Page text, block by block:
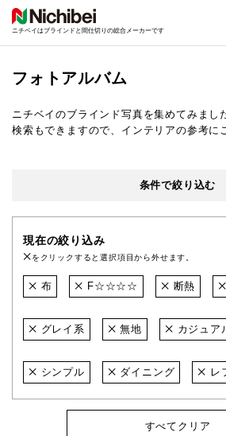
ニチベイはブラインドと間仕切りの総合メーカーです
フォトアルバム
ニチベイのブラインド写真を集めてみまし
検索もできますので、インテリアの参考に
条件で絞り込む
現在の絞り込み
をクリックすると選択項目から外せます。
布 F☆☆☆☆ 断熱
グレイ系 無地 カジュア
シンプル ダイニング レ
すべてクリア